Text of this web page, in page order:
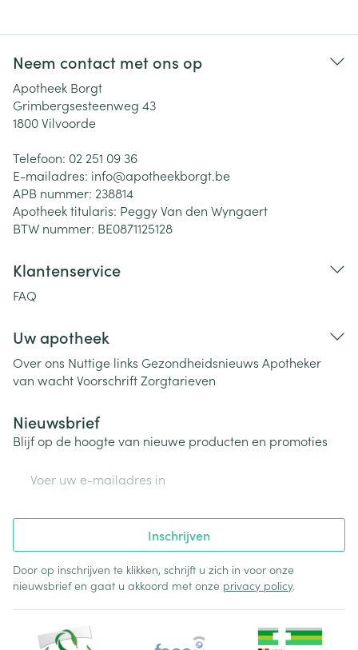
Neem contact met ons op
Apotheek Borgt
Grimbergsesteenweg 43
1800Vilvoorde
Telefoon: 02 251 09 36
E-mailadres: info@apotheekborgt.be
APB nummer: 238814
Apotheek titularis: Peggy Van den Wyngaert
BTW nummer: BE0871125128
Klantenservice
FAQ
Uw apotheek
Over ons Nuttige links Gezondheidsnieuws Apotheker
van wachtVoorschriftZorgtarieven
Nieuwsbrief
Blijf op de hoogte van nieuwe producten en promoties
Inschrijven
Door op inschrijven te klikken, schrijft u zich in voor onze
nieuwsbrief en gaat u akkoord met onze privacy policy.